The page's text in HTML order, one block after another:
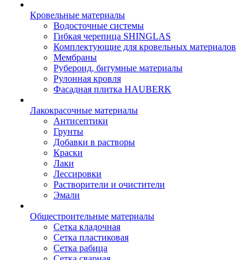
Кровельные материалы
Водосточные системы
Гибкая черепица SHINGLAS
Комплектующие для кровельных материалов
Мембраны
Рубероид, битумные материалы
Рулонная кровля
Фасадная плитка HAUBERK
Лакокрасочные материалы
Антисептики
Грунты
Добавки в растворы
Краски
Лаки
Лессировки
Растворители и очистители
Эмали
Общестроительные материалы
Сетка кладочная
Сетка пластиковая
Сетка рабица